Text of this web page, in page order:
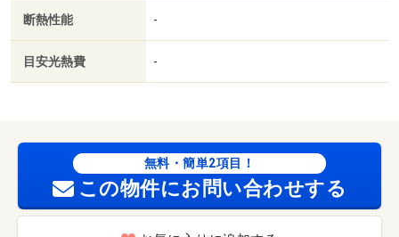
８５０ｍ／クスリのアオキ古川稲葉店（ドラッグストア）
まで７００ｍ／古川稲葉郵便局（郵便局）まで４００ｍ／
カインズ古川店（ホームセンター）まで１０００ｍ／大崎
断熱性能 -
目安光熱費 -
無料・簡単2項目！
この物件にお問い合わせする